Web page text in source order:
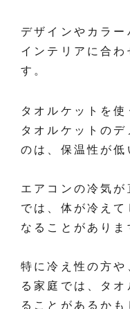
デザインやカラー
インテリアに合わ
す。
タオルケットを使
タオルケットの
のは、保温性が低
エアコンの冷気
では、体が冷え
なることがありま
特に冷え性の方
る家庭では、タ
ることがあるかも